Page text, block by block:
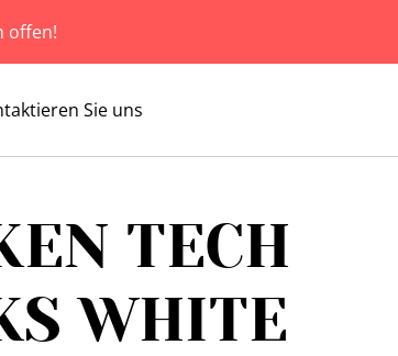
offen!
Sie uns
TECH
WHITE